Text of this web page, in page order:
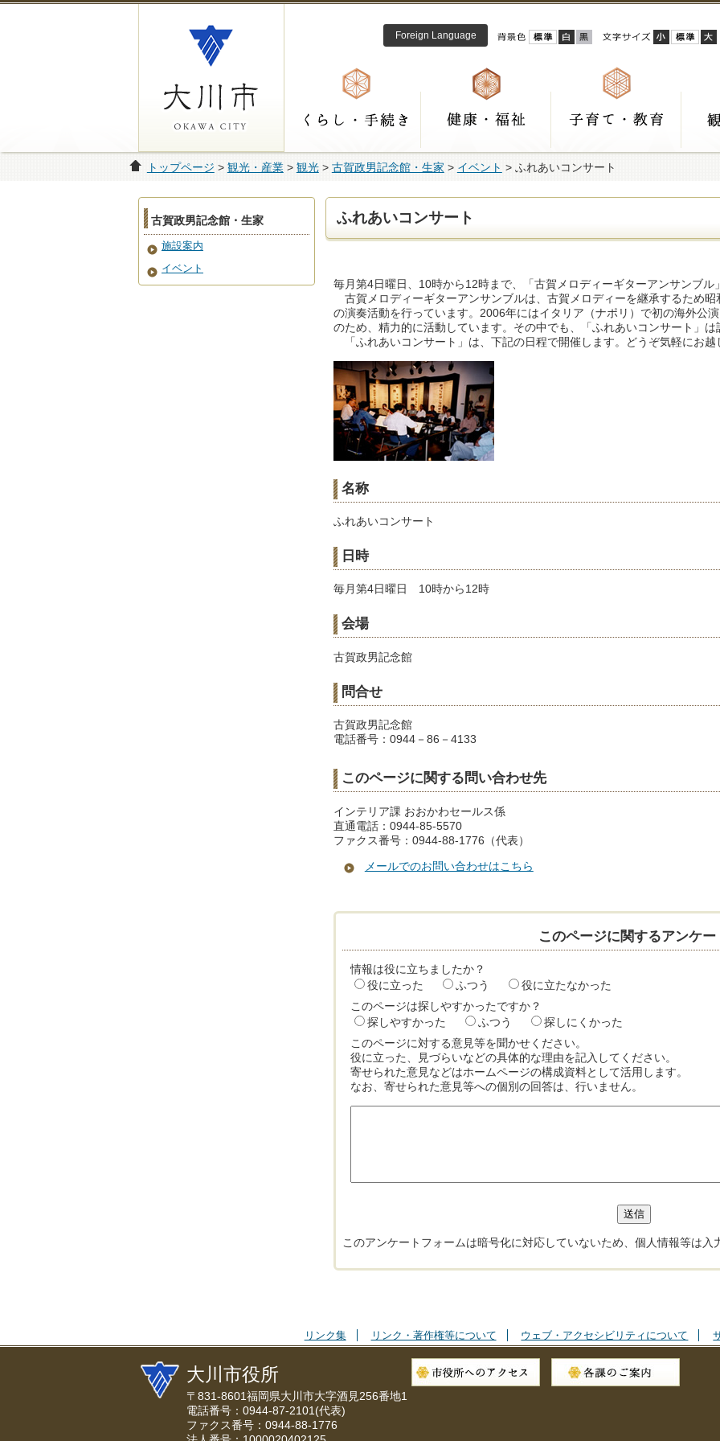
Foreign Language
トップページ > 観光・産業> 観光> 古賀政男記念館・生家 > イベント > ふれあいコンサート
ふれあいコンサート
毎月第4日曜日、10時から12時まで、「古賀メロディーギターアンサンブル
古賀メロディーギターアンサンブルは、古賀メロディーを継承するため
の演奏活動を行っています。2006年にはイタリア（ナポリ）で初の海外公
のため、精力的に活動しています。その中でも、「ふれあいコンサート」
「ふれあいコンサート」は、下記の日程で開催します。どうぞ気軽にお越
名称
ふれあいコンサート
日時
毎月第4日曜日 10時から12時
会場
古賀政男記念館
問合せ
古賀政男記念館
電話番号：0944－86－4133
このページに関する問い合わせ先
インテリア課 おおかわセールス係
直通電話：0944-85-5570
ファクス番号：0944-88-1776（代表）
メールでのお問い合わせはこちら
このページに関するアンケー
情報は役に立ちましたか？
役に立った
ふつう
役に立たなかった
このページは探しやすかったですか？
探しやすかった
ふつう
探しにくかった
このページに対する意見等を聞かせください。
役に立った、見づらいなどの具体的な理由を記入してください。
寄せられた意見などはホームページの構成資料として活用します。
なお、寄せられた意見等への個別の回答は、行いません。
このアンケートフォームは暗号化に対応していないため、個人情報等は入
古賀政男記念館・生家
施設案内
イベント
リンク集 リンク・著作権等について ウェブ・アクセシビリティについて
大川市役所
〒831-8601福岡県大川市大字酒見256番地1
電話番号：0944-87-2101(代表)
ファクス番号：0944-88-1776